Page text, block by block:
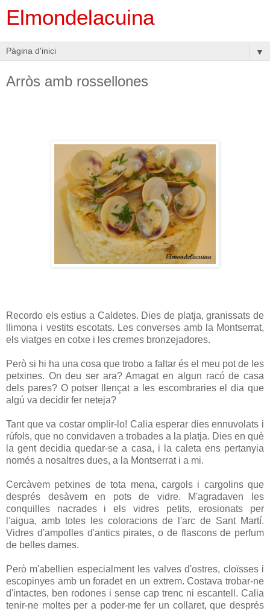
Elmondelacuina
▼
Arròs amb rossellones
Recordo els estius a Caldetes. Dies de platja, granissats de
llimona i vestits escotats. Les converses amb la Montserrat,
els viatges en cotxe i les cremes bronzejadores.
Però si hi ha una cosa que trobo a faltar és el meu pot de les
petxines. On deu ser ara? Amagat en algun racó de casa
dels pares? O potser llençat a les escombraries el dia que
algú va decidir fer neteja?
Tant que va costar omplir-lo! Calia esperar dies ennuvolats i
rúfols, que no convidaven a trobades a la platja. Dies en què
la gent decidia quedar-se a casa, i la caleta ens pertanyia
només a nosaltres dues, a la Montserrat i a mi.
Cercàvem petxines de tota mena, cargols i cargolins que
després desàvem en pots de vidre. M'agradaven les
conquilles nacrades i els vidres petits, erosionats per
l'aigua, amb totes les coloracions de l'arc de Sant Martí.
Vidres d'ampolles d'antics pirates, o de flascons de perfum
de belles dames.
Però m'abellien especialment les valves d'ostres, cloïsses i
escopinyes amb un foradet en un extrem. Costava trobar-ne
d'intactes, ben rodones i sense cap trenc ni escantell. Calia
tenir-ne moltes per a poder-me fer un collaret, que després